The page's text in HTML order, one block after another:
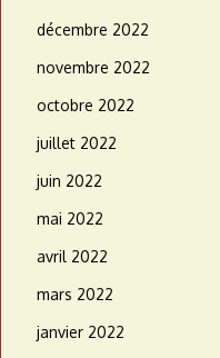
décembre 2022
novembre 2022
octobre 2022
juillet 2022
juin 2022
mai 2022
avril 2022
mars 2022
janvier 2022